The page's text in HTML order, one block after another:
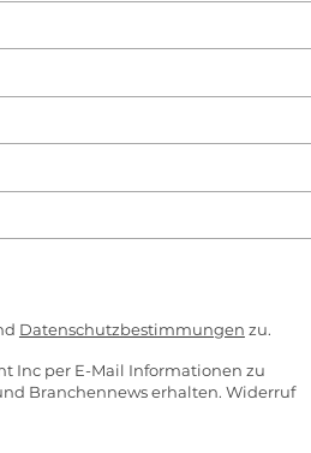
Datenschutzbestimmungen zu.
Inc per E-Mail Informationen zu
Branchennews erhalten. Widerruf